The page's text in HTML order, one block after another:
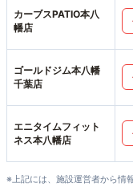
カーブスPATIO本八
幡店
ゴールドジム本八幡
千葉店
エニタイムフィット
ネス本八幡店
※上記には、施設運営者から情